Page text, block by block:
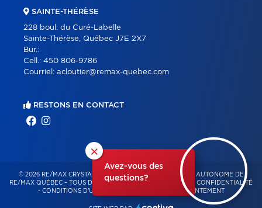
×
Avez-vous des
questions?
SAINTE-THÉRÈSE
228 boul. du Curé-Labelle
Sainte-Thérèse, Québec J7E 2X7
Bur.:
Cell.: 450 806-9786
Courriel: acloutier@remax-quebec.com
RESTONS EN CONTACT
© 2026 RE/MAX CRYSTAL – FRANCHISÉ INDÉPENDANT ET AUTONOME DE
RE/MAX QUÉBEC – TOUS DROITS RÉSERVÉS -
POLITIQUE DE CONFIDENTIALITÉ
- CONDITIONS D'UTILISATION GESTION DU CONSENTEMENT